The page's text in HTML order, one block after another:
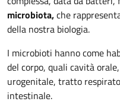
microbiota,che
della nostra biologia.
I microbioti hanno come
del corpo, quali cavità
urogenitale, tratto
intestinale.